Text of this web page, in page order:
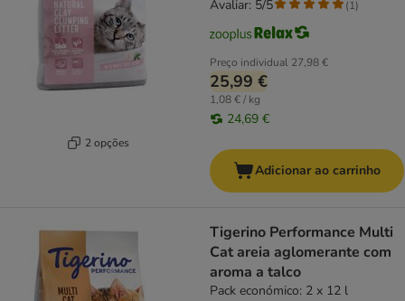
2 opções
Preço individual 27,98 €
25,99 €
1,08 € / kg
24,69 €
Avaliar: 5/5 (1)
Adicionar ao carrinho
Tigerino Performance Multi
Cat areia aglomerante com
aroma a talco
Pack económico: 2 x 12 l